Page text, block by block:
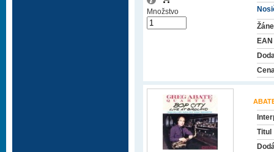
EAN
Množstvo
Titul